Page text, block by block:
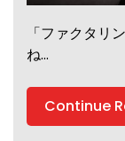
「ファクタリ
ね…
Continue